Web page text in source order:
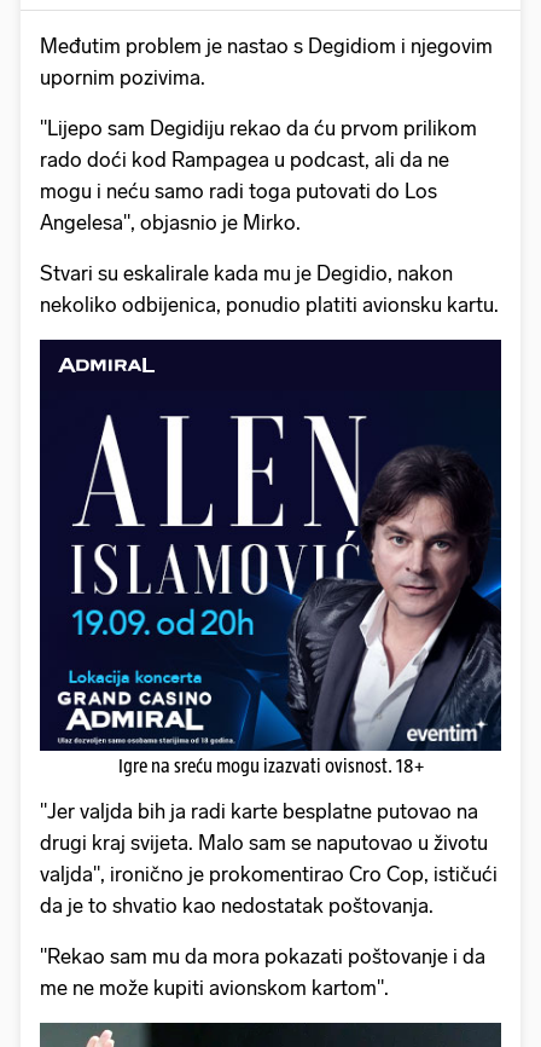
Međutim problem je nastao s Degidiom i njegovim
upornim pozivima.
"Lijepo sam Degidiju rekao da ću prvom prilikom
rado doći kod Rampagea u podcast, ali da ne
mogu i neću samo radi toga putovati do Los
Angelesa", objasnio je Mirko.
Stvari su eskalirale kada mu je Degidio, nakon
nekoliko odbijenica, ponudio platiti avionsku kartu.
Igre na sreću mogu izazvati ovisnost. 18+
"Jer valjda bih ja radi karte besplatne putovao na
drugi kraj svijeta. Malo sam se naputovao u životu
valjda", ironično je prokomentirao Cro Cop, ističući
da je to shvatio kao nedostatak poštovanja.
"Rekao sam mu da mora pokazati poštovanje i da
me ne može kupiti avionskom kartom".